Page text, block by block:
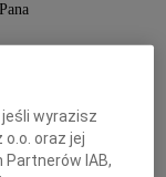
Pana
współczucia
jeśli wyrazisz
oraz jej
Partnerów IAB,